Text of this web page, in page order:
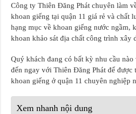
Công ty Thiên Đăng Phát chuyên làm
khoan giếng tại quận 11 giá rẻ và chất
hạng mục về khoan giếng nước ngầm,
khoan khảo sát địa chất công trình xây
Quý khách đang có bất kỳ nhu cầu
đến ngay với Thiên Đăng Phát để được
khoan giếng ở quận 11 chuyên nghiệp
Xem nhanh nội dung